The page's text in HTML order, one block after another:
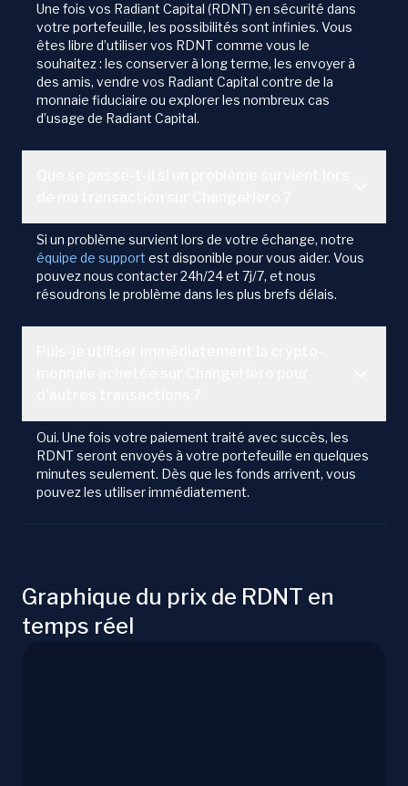
Une fois vos Radiant Capital (RDNT) en sécurité dans
votre portefeuille, les possibilités sont infinies. Vous
êtes libre d’utiliser vos RDNT comme vous le
souhaitez : les conserver à long terme, les envoyer à
des amis, vendre vos Radiant Capital contre de la
monnaie fiduciaire ou explorer les nombreux cas
d’usage de Radiant Capital.
Si un problème survient lors de votre échange, notre
équipe de support est disponible pour vous aider. Vous
pouvez nous contacter 24h/24 et 7j/7, et nous
résoudrons le problème dans les plus brefs délais.
Oui. Une fois votre paiement traité avec succès, les
RDNT seront envoyés à votre portefeuille en quelques
minutes seulement. Dès que les fonds arrivent, vous
pouvez les utiliser immédiatement.
Graphique du prix de RDNT en
temps réel